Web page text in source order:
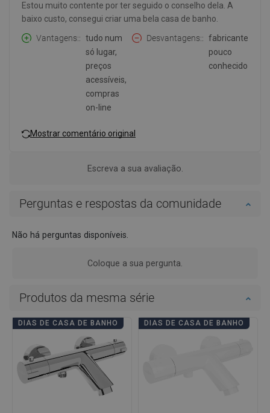
Estou muito contente por ter seguido o conselho dela. A
baixo custo, consegui criar uma bela casa de banho.
Vantagens:
tudo num
só lugar,
preços
acessíveis,
compras
on-line
Desvantagens:
fabricante
pouco
conhecido
Mostrar comentário original
Escreva a sua avaliação.
Perguntas e respostas da comunidade
Não há perguntas disponíveis.
Coloque a sua pergunta.
Produtos da mesma série
DIAS DE CASA DE BANHO DIAS DE CASA DE BANHO